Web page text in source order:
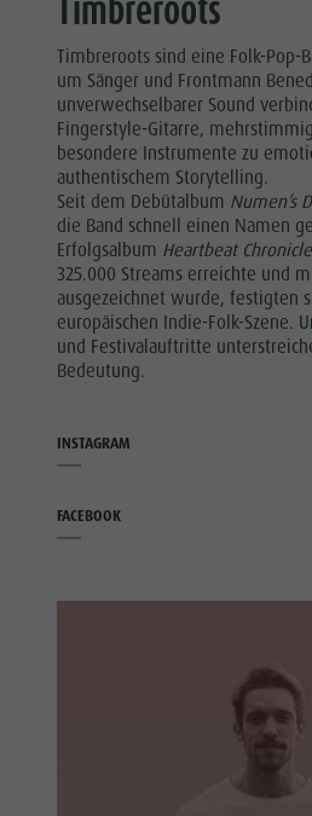
Timbreroots sind eine Folk-Pop-
um Sänger und Frontmann
unverwechselbarer Sound
Fingerstyle-Gitarre,
besondere Instrumente zu
authentischem Storytelling.
Seit dem Debütalbum Numen’s
die Band schnell einen Namen
Erfolgsalbum Heartbeat
325.000 Streams erreichte und
ausgezeichnet wurde, festigten
europäischen Indie-Folk-Szene.
und Festivalauftritte
Bedeutung.
INSTAGRAM
FACEBOOK